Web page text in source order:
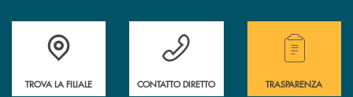
Accedi all' elenco completo delle filiali della Cassa Rurale.
TROVA LA FILIALE
Hai bisogno di assistenza immediata?
CONTATTO DIRETTO
Hai bisogno di
TRASPARENZA